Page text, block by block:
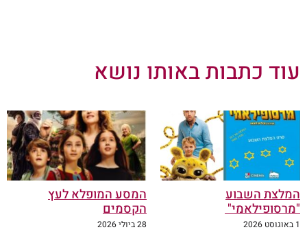
עוד כתבות באותו נושא
המלצת השבוע
"מרסופילאמי"
1 באוגוסט 2026
המסע המופלא לעץ
הקסמים
28 ביולי 2026